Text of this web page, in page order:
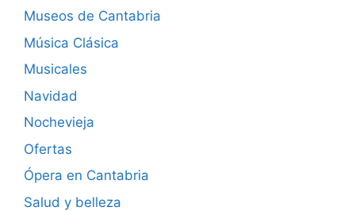
Museos de Cantabria
Música Clásica
Musicales
Navidad
Nochevieja
Ofertas
Ópera en Cantabria
Salud y belleza